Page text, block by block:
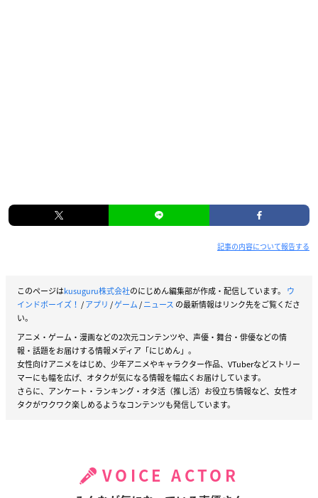
記事の内容について報告する
このページはkusuguru株式会社のにじめん編集部が作成・配信しています。 ウ
インドボーイズ！ /アプリ /ゲーム/ニュース の最新情報はリンク先をご覧くださ
い。
アニメ・ゲーム・漫画などの2次元コンテンツや、声優・舞台・俳優などの情
報・話題をお届けする情報メディア「にじめん」。
女性向けアニメをはじめ、少年アニメやキャラクター作品、VTuberなどストリー
マーにも幅を広げ、オタクが気になる情報を幅広くお届けしています。
さらに、アンケート・ランキング・オタ活（推し活）お役立ち情報など、女性オ
タクがワクワク楽しめるようなコンテンツも発信しています。
VOICE ACTOR